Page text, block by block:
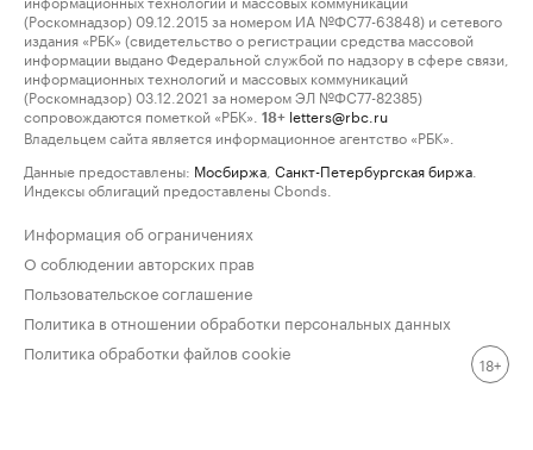
(Роскомнадзор) 09.12.2015 за номером ИА №ФС77-63848) и сетевого
издания «РБК» (свидетельство о регистрации средства массовой
информации выдано Федеральной службой по надзору в сфере связи,
информационных технологий и массовых коммуникаций
(Роскомнадзор) 03.12.2021 за номером ЭЛ №ФС77-82385)
сопровождаются пометкой «РБК».
18+ letters@rbc.ru
Владельцем сайта является информационное агентство «РБК».
Данные предоставлены: Мосбиржа Санкт-Петербургская биржа
Индексы облигаций предоставлены Cbonds.
Информация об ограничениях
О соблюдении авторских прав
Пользовательское соглашение
Политика в отношении обработки персональных данных
Политика обработки файлов cookie
18+